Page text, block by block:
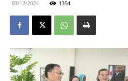
03/12/2024 1354